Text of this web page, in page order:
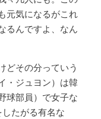
元気になるがこれ
るんですよ、なん
どその分っていう
・ジュヨン）は韓
球部員）で女子な
たがる有名な